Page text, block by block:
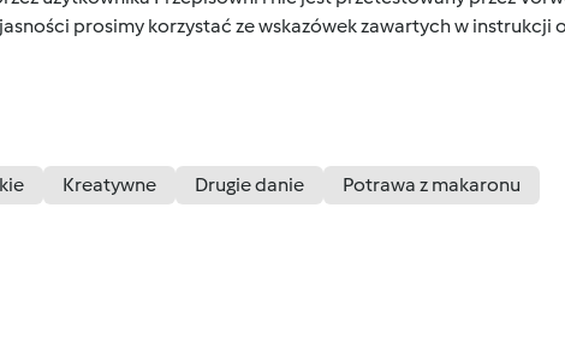
prosimy korzystać ze wskazówek zawartych w instrukcji
Kreatywne Drugie danie Potrawa z makaronu